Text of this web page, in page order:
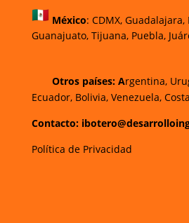
México: CDMX,
Guanajuato, Tijuana, Puebla,
Otros países: Argentina,
Ecuador, Bolivia, Venezuela,
Contacto:
Política de Privacidad